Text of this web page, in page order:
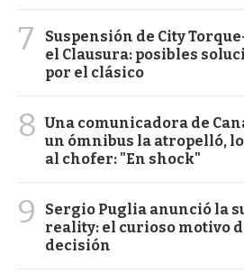
7
Suspensión de City
el Clausura: posibles
por el clásico
8 Una comunicadora de
un ómnibus la atropelló,
al chofer: "En shock"
9
Sergio Puglia anunció la
reality: el curioso motivo
decisión